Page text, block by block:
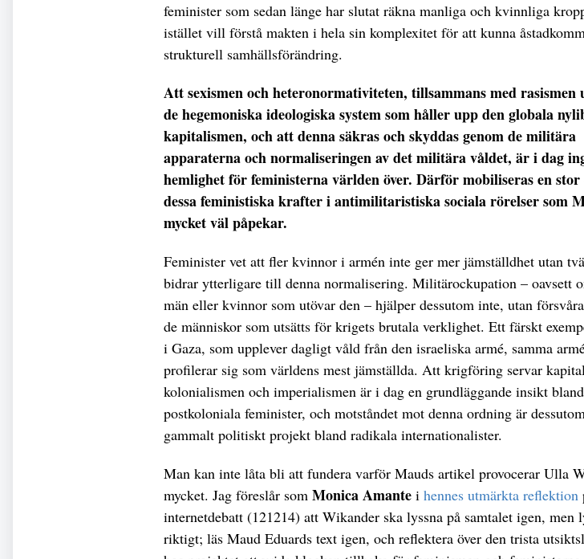
feminister som sedan länge har slutat räkna manliga och kvinnliga
istället vill förstå makten i hela sin komplexitet för att kunna
strukturell samhällsförändring.
Att sexismen och heteronormativiteten, tillsammans med rasismen
de hegemoniska ideologiska system som håller upp den globala
kapitalismen, och att denna säkras och skyddas genom de militära
apparaterna och normaliseringen av det militära våldet, är i dag
hemlighet för feministerna världen över. Därför mobiliseras en stor
dessa feministiska krafter i antimilitaristiska sociala rörelser som
mycket väl påpekar.
Feminister vet att fler kvinnor i armén inte ger mer jämställdhet utan
bidrar ytterligare till denna normalisering. Militärockupation – oavsett
män eller kvinnor som utövar den – hjälper dessutom inte, utan
de människor som utsätts för krigets brutala verklighet. Ett färskt
i Gaza, som upplever dagligt våld från den israeliska armé, samma
profilerar sig som världens mest jämställda. Att krigföring servar
kolonialismen och imperialismen är i dag en grundläggande insikt bland
postkoloniala feminister, och motståndet mot denna ordning är
gammalt politiskt projekt bland radikala internationalister.
Man kan inte låta bli att fundera varför Mauds artikel provocerar Ulla
mycket. Jag föreslår som Monica Amante i hennes utmärkta reflektion
internetdebatt (121214) att Wikander ska lyssna på samtalet igen, men
riktigt; läs Maud Eduards text igen, och reflektera över den trista